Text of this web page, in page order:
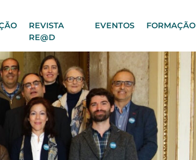
REVISTA
RE@D
EVENTOS FORMAÇÃO